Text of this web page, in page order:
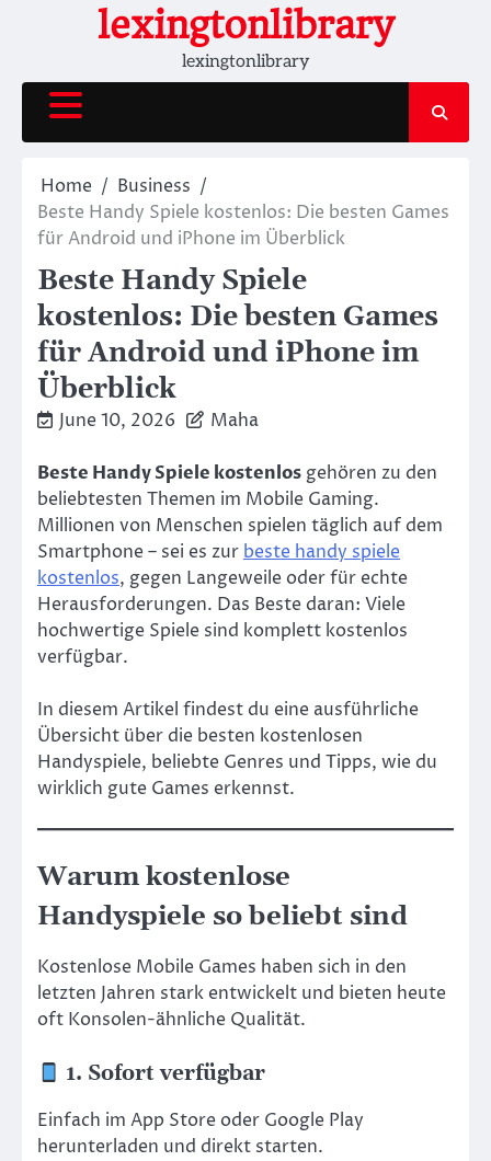
lexingtonlibrary
lexingtonlibrary
Home
Business
Beste Handy Spiele kostenlos: Die besten Games
für Android und iPhone im Überblick
Beste Handy Spiele
kostenlos: Die besten Games
für Android und iPhone im
Überblick
June 10, 2026 Maha
Beste Handy Spiele kostenlos gehören zu den
beliebtesten Themen im Mobile Gaming.
Millionen von Menschen spielen täglich auf dem
Smartphone – sei es zur beste handy spiele
kostenlos, gegen Langeweile oder für echte
Herausforderungen. Das Beste daran: Viele
hochwertige Spiele sind komplett kostenlos
verfügbar.
In diesem Artikel findest du eine ausführliche
Übersicht über die besten kostenlosen
Handyspiele, beliebte Genres und Tipps, wie du
wirklich gute Games erkennst.
Warum kostenlose
Handyspiele so beliebt sind
Kostenlose Mobile Games haben sich in den
letzten Jahren stark entwickelt und bieten heute
oft Konsolen-ähnliche Qualität.
1. Sofort verfügbar
Einfach im App Store oder Google Play
herunterladen und direkt starten.